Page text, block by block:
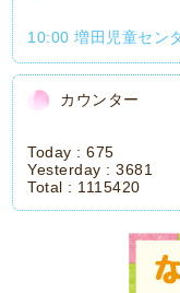
10:00 増田児童セン
カウンター
Today :675
Yesterday :3681
Total : 1115420